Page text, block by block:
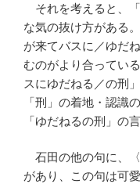
それを考えると、
な気の抜け方がある
が来てバスに／ゆだ
むのがより合ってい
スにゆだねる／の刑
「刑」の着地・認識
「ゆだねるの刑」の
石田の他の句に、〈
があり、この句は可